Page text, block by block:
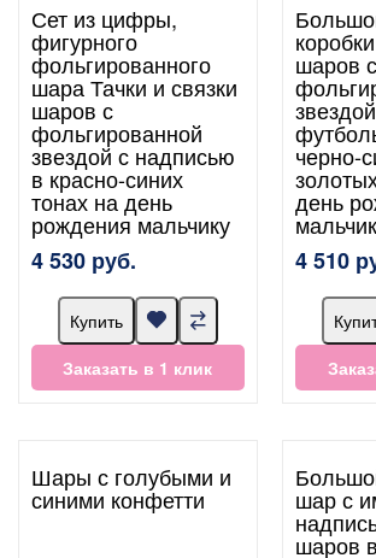
Сет из цифры,
фигурного
фольгированного
шара Тачки и связки
шаров с
фольгированной
звездой с надписью
в красно-синих
тонах на день
рождения мальчику
4 530 руб.
Купить
Заказать в 1 клик
шаров с
черно-
день
4 510
Шары с голубыми и
синими конфетти шар с
шаров